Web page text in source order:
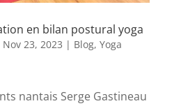
en bilan postural yoga
Nov 23, 2023 | Blog, Yoga
nantais Serge Gastineau